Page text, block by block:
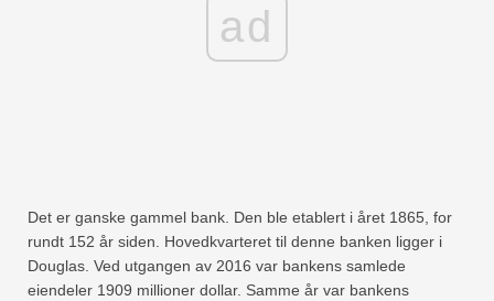
ad
Det er ganske gammel bank. Den ble etablert i året 1865, for
rundt 152 år siden. Hovedkvarteret til denne banken ligger i
Douglas. Ved utgangen av 2016 var bankens samlede
eiendeler 1909 millioner dollar. Samme år var bankens